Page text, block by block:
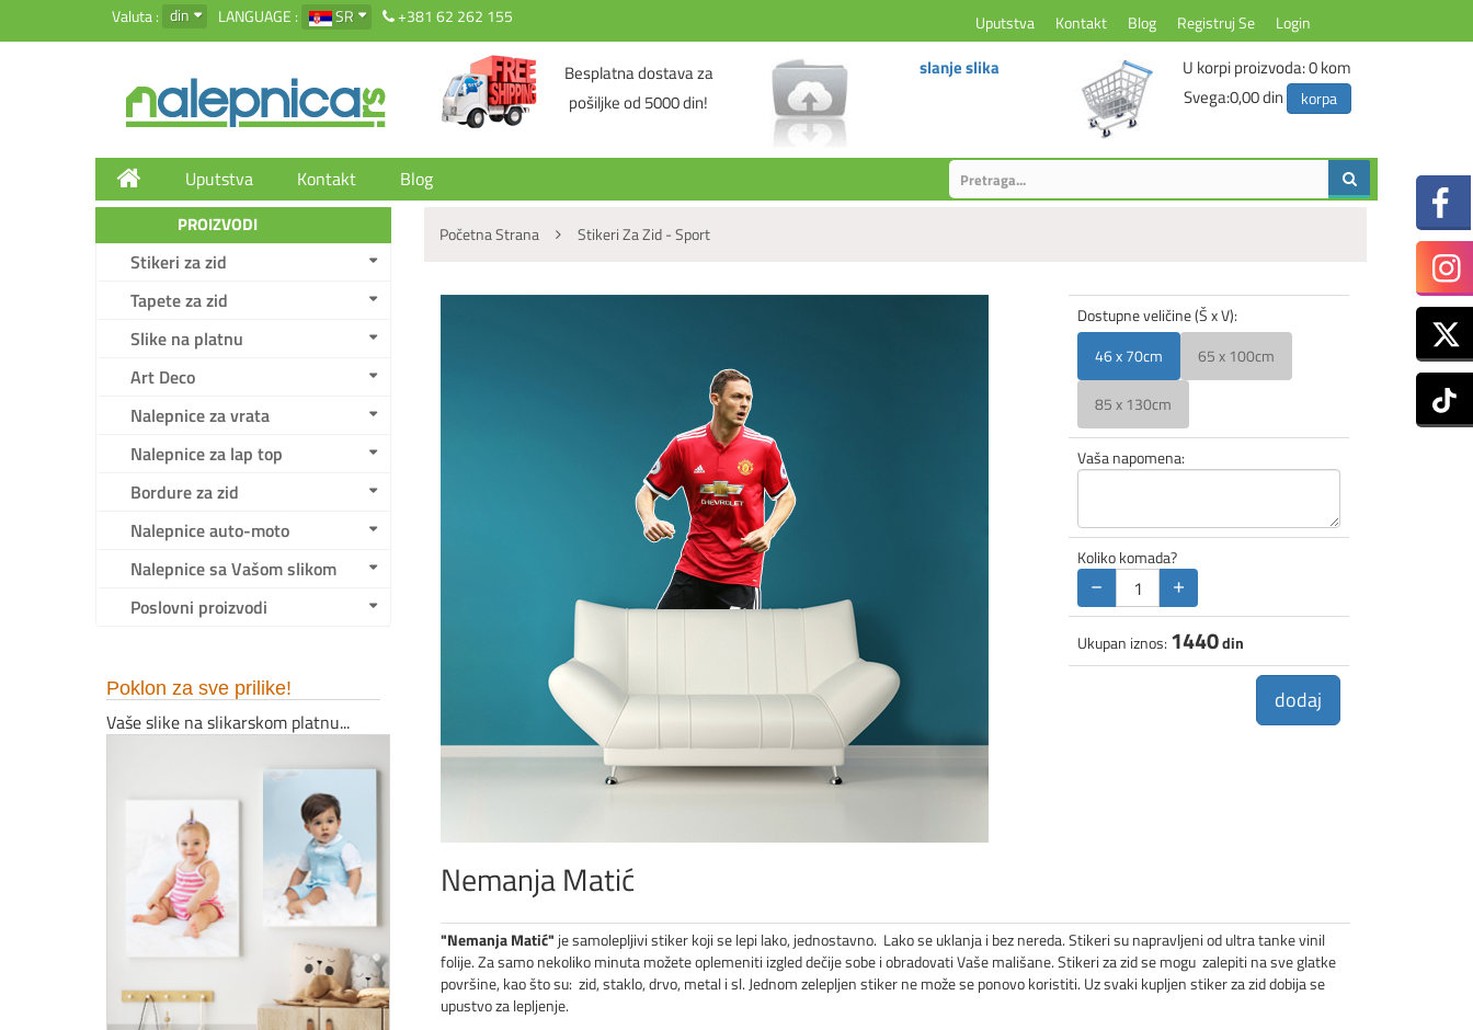
Valuta : din LANGUAGE : SR +381 62 262 155 Uputstva Kontakt Blog Registruj Se Login
Besplatna dostava za
pošiljke od 5000 din!
slanje slika U korpi proizvoda:0kom
Svega:0,00 din korpa
Uputstva Kontakt Blog
PROIZVODI
Stikeri za zid
Tapete za zid
Slike na platnu
Art Deco
Nalepnice za vrata
Nalepnice za lap top
Bordure za zid
Nalepnice auto-moto
Nalepnice sa Vašom slikom
Poslovni proizvodi
Poklon za sve prilike!
Vaše slike na slikarskom platnu...
Početna Strana Stikeri Za Zid - Sport
Nemanja Matić
Dostupne veličine (Š x V):
46 x 70cm
65 x 100cm
85 x 130cm
Vaša napomena:
Koliko komada?
− +
Ukupan iznos: 1440din
dodaj
"Nemanja Matić" je samolepljivi stiker koji se lepi lako, jednostavno. Lako se uklanja i bez nereda. Stikeri su napravljeni od ultra tanke vinil
folije. Za samo nekoliko minuta možete oplemeniti izgled dečije sobe i obradovati Vaše mališane. Stikeri za zid se mogu zalepiti na sve glatke
površine, kao što su: zid, staklo, drvo, metal i sl. Jednom zelepljen stiker ne može se ponovo koristiti. Uz svaki kupljen stiker za zid dobija se
upustvo za lepljenje.